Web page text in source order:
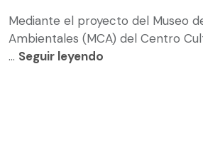
Mediante el proyecto del Museo
Ambientales (MCA) del Centro
... Seguir leyendo